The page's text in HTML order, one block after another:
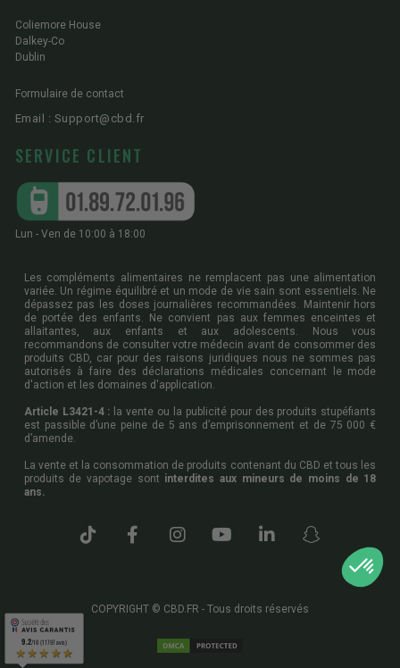
Coliemore House
Dalkey-Co
Dublin
Formulaire de contact
Email : Support@cbd.fr
SERVICE CLIENT
Lun - Ven de 10:00 à 18:00
Les compléments alimentaires ne remplacent pas une alimentation
variée. Un régime équilibré et un mode de vie sain sont essentiels. Ne
dépassez pas les doses journalières recommandées. Maintenir hors
de portée des enfants. Ne convient pas aux femmes enceintes et
allaitantes, aux enfants et aux adolescents. Nous vous
recommandons de consulter votre médecin avant de consommer des
produits CBD, car pour des raisons juridiques nous ne sommes pas
autorisés à faire des déclarations médicales concernant le mode
d'action et les domaines d'application.
Article L3421-4 : la vente ou la publicité pour des produits stupéfiants
est passible d’une peine de 5 ans d’emprisonnement et de 75 000 €
d’amende.
La vente et la consommation de produits contenant du CBD et tous les
produits de vapotage sont interdites aux mineurs de moins de 18
ans.
COPYRIGHT © CBD.FR - Tous droits réservés
9.2/10 (11797 avis)
★★★★★
9.2/10 (11797 avis)
★★★★★